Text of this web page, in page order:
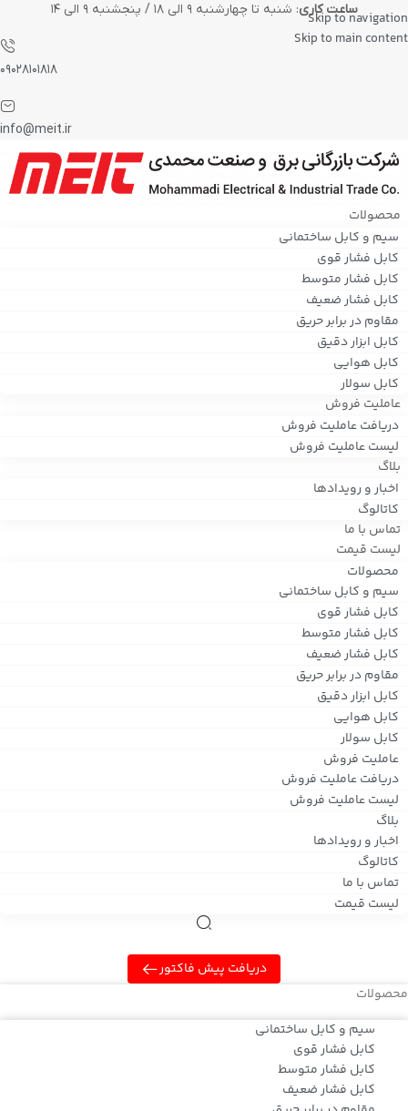
Skip to navigation
Skip to main content
ساعت کاری: شنبه تا چهارشنبه ۹ الی ۱۸ / پنجشنبه ۹ الی ۱۴
۰۹۰۲۸۱۰۱۸۱۸
info@meit.ir
محصولات
سیم و کابل ساختمانی
کابل فشار قوی
کابل فشار متوسط
کابل فشار ضعیف
مقاوم در برابر حریق
کابل ابزار دقیق
کابل هوایی
کابل سولار
عاملیت فروش
دریافت عاملیت فروش
لیست عاملیت فروش
بلاگ
اخبار و رویدادها
کاتالوگ
تماس با ما
لیست قیمت
محصولات
سیم و کابل ساختمانی
کابل فشار قوی
کابل فشار متوسط
کابل فشار ضعیف
مقاوم در برابر حریق
کابل ابزار دقیق
کابل هوایی
کابل سولار
عاملیت فروش
دریافت عاملیت فروش
لیست عاملیت فروش
بلاگ
اخبار و رویدادها
کاتالوگ
تماس با ما
لیست قیمت
دریافت پیش فاکتور
محصولات
سیم و کابل ساختمانی
کابل فشار قوی
کابل فشار متوسط
کابل فشار ضعیف